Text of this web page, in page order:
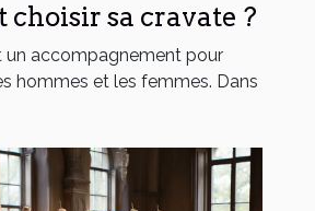
choisir sa cravate ?
un accompagnement pour
hommes et les femmes. Dans